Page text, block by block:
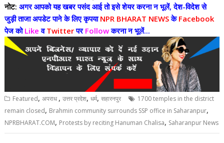
नोट: अगर आपको यह खबर पसंद आई तो इसे शेयर करना न भूलें, देश-विदेश से
जुड़ी ताजा अपडेट पाने के लिए कृपयाNPR BHARAT NEWSके Facebook
पेज कोLike वTwitterपर Followकरना न भूलें...
Featured,अपराध ,उत्तर प्रदेश,धर्म,सहारनपुर
1700 temples in the district
remain closed, Brahmin community surrounds SSP office in Saharanpur,
NPRBHARAT.COM, Protests by reciting Hanuman Chalisa, Saharanpur News